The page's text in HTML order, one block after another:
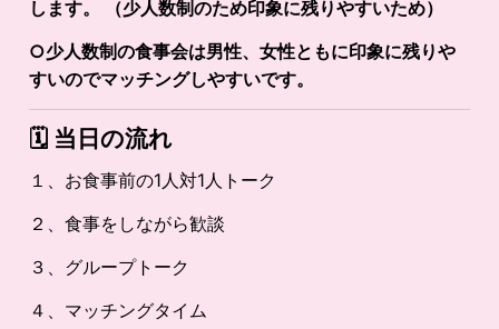
します。 （少人数制のため印象に残りやすいため）
○少人数制の食事会は男性、女性ともに印象に残りや
すいのでマッチングしやすいです。
🗓️ 当日の流れ
１、お食事前の1人対1人トーク
２、食事をしながら歓談
３、グループトーク
４、マッチングタイム